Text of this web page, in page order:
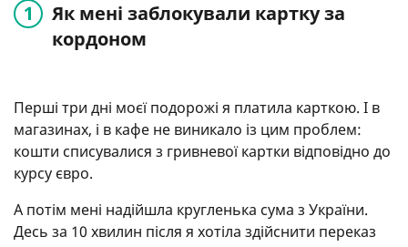
Як мені заблокували картку за
кордоном
Перші три дні моєї подорожі я платила карткою. І в
магазинах, і в кафе не виникало із цим проблем:
кошти списувалися з гривневої картки відповідно до
курсу євро.
А потім мені надійшла кругленька сума з України.
Десь за 10 хвилин після я хотіла здійснити переказ